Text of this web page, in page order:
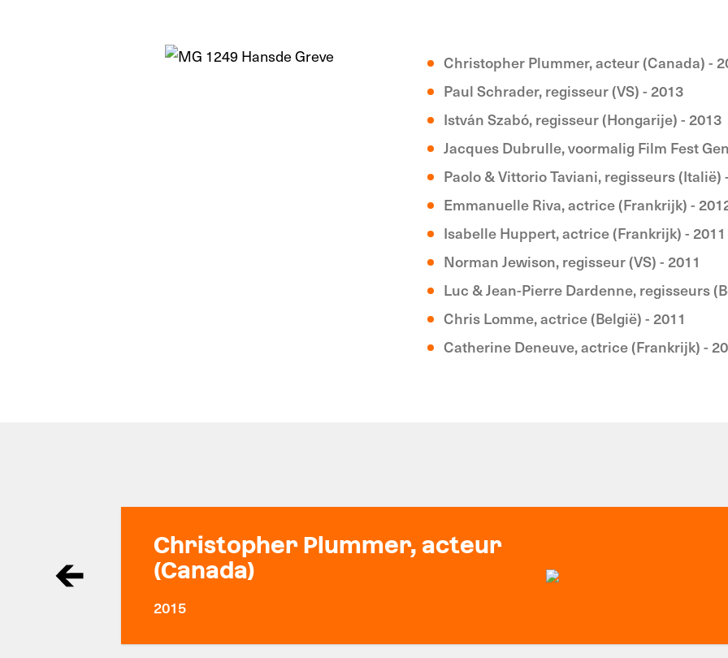
Christopher Plummer, acteur (Canada) -
Paul Schrader, regisseur (VS) - 2013
István Szabó, regisseur (Hongarije) - 2013
Jacques Dubrulle, voormalig Film Fest
Paolo & Vittorio Taviani, regisseurs (Italië)
Emmanuelle Riva, actrice (Frankrijk) -
Isabelle Huppert, actrice (Frankrijk) - 2011
Norman Jewison, regisseur (VS) - 2011
Luc & Jean-Pierre Dardenne, regisseurs
Chris Lomme, actrice (België) - 2011
Catherine Deneuve, actrice (Frankrijk) -
Christopher Plummer, acteur
(Canada)
2015